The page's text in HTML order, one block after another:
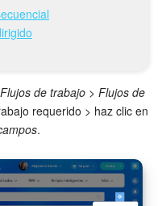
Flujos de trabajo > Flujos de
requerido > haz clic en
.